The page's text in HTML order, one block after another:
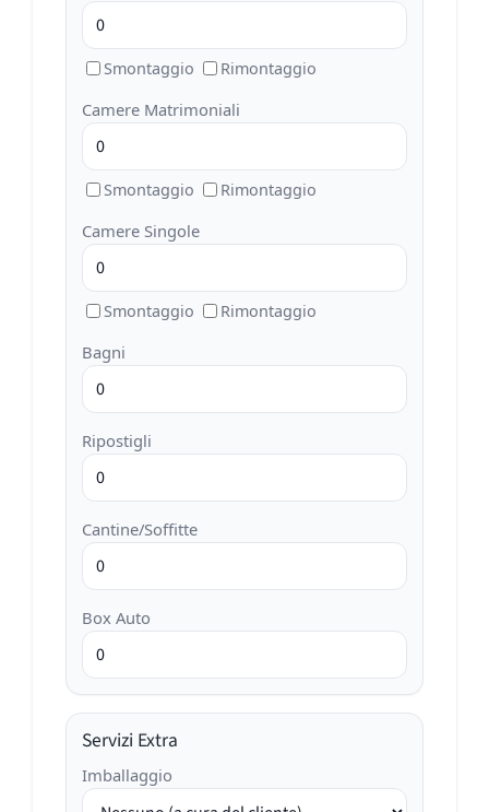
Smontaggio Rimontaggio
Camere Matrimoniali
Smontaggio Rimontaggio
Camere Singole
Smontaggio Rimontaggio
Bagni
Ripostigli
Cantine/Soffitte
Box Auto
Servizi Extra
Imballaggio